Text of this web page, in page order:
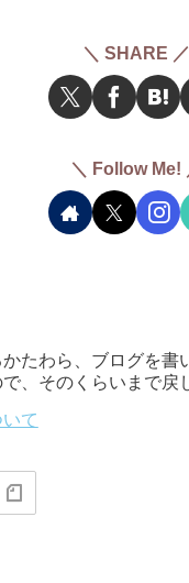
＼ SHARE ／
＼ Follow Me!
たわら、ブログを書
、そのくらいまで戻
て